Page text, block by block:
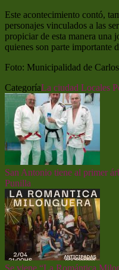
Este acontecimiento contó,
personajes vinculados a las
propiciar de esta manera una
quienes son parte importante
Foto: Municipalidad de
CategoríaLa ciudad Locales
San Antonio tiene al primer
Punilla
Se viene “La Romántica